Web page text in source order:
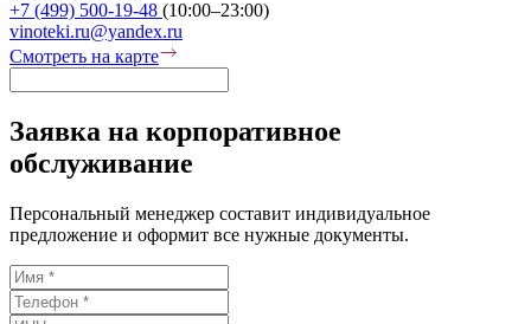
+7 (499) 500-19-48 (10:00–23:00)
vinoteki.ru@yandex.ru
Смотреть на карте
Заявка на корпоративное
обслуживание
Персональный менеджер составит индивидуальное
предложение и оформит все нужные документы.